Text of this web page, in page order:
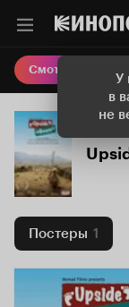
У
в
не
Смотреть кино
Постеры 1